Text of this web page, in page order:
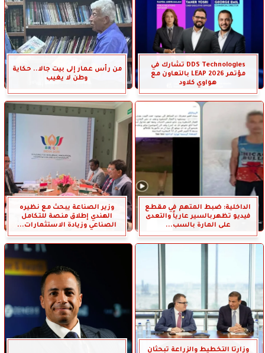
DDS Technologies تشارك في
مؤتمر LEAP 2026 بالتعاون مع
هواوي كلاود
من رأس عمار إلى بيت جالا.. حكاية
وطن لا يغيب
الداخلية: ضبط المتهم في مقطع
فيديو تظهربالسير عارياً والتعدى
على المارة بالسب...
وزير الصناعة يبحث مع نظيره
الهندي إطلاق منصة للتكامل
الصناعي وزيادة الاستثمارات...
وزارتا التخطيط والزراعة تبحثان